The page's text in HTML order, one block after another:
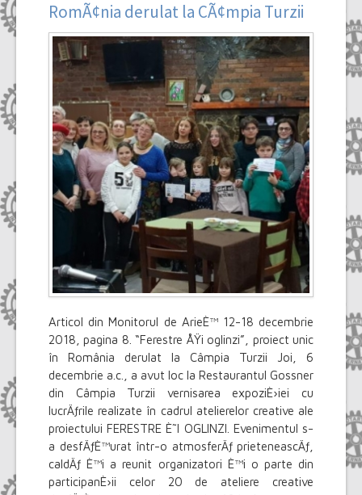
RomÃ¢nia derulat la CÃ¢mpia Turzii
Articol din Monitorul de ArieÈ™ 12-18 decembrie
2018, pagina 8. “Ferestre ÅŸi oglinzi”, proiect unic
în România derulat la Câmpia Turzii Joi, 6
decembrie a.c., a avut loc la Restaurantul Gossner
din Câmpia Turzii vernisarea expoziÈ›iei cu
lucrÄƒrile realizate în cadrul atelierelor creative ale
proiectului FERESTRE È˜I OGLINZI. Evenimentul s-
a desfÄƒÈ™urat într-o atmosferÄƒ prieteneascÄƒ,
caldÄƒ È™i a reunit organizatori È™i o parte din
participanÈ›ii celor 20 de ateliere creative